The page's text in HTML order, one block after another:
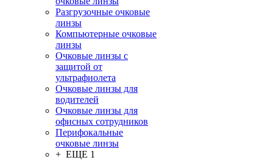
Разгрузочные очковые
линзы
Компьютерные очковые
линзы
Очковые линзы с
защитой от
ультрафиолета
Очковые линзы для
водителей
Очковые линзы для
офисных сотрудников
Перифокальные
очковые линзы
+ ЕЩЕ 1